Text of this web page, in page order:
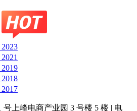
号上峰电商产业园 3 号楼 5 楼 | 电